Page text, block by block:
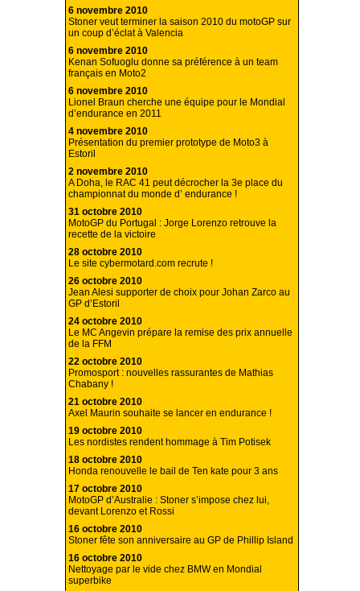
6 novembre 2010
Stoner veut terminer la saison 2010 du motoGP sur
un coup d’éclat à Valencia
6 novembre 2010
Kenan Sofuoglu donne sa préférence à un team
français en Moto2
6 novembre 2010
Lionel Braun cherche une équipe pour le Mondial
d’endurance en 2011
4 novembre 2010
Présentation du premier prototype de Moto3 à
Estoril
2 novembre 2010
A Doha, le RAC 41 peut décrocher la 3e place du
championnat du monde d’ endurance !
31 octobre 2010
MotoGP du Portugal : Jorge Lorenzo retrouve la
recette de la victoire
28 octobre 2010
Le site cybermotard.com recrute !
26 octobre 2010
Jean Alesi supporter de choix pour Johan Zarco au
GP d’Estoril
24 octobre 2010
Le MC Angevin prépare la remise des prix annuelle
de la FFM
22 octobre 2010
Promosport : nouvelles rassurantes de Mathias
Chabany !
21 octobre 2010
Axel Maurin souhaite se lancer en endurance !
19 octobre 2010
Les nordistes rendent hommage à Tim Potisek
18 octobre 2010
Honda renouvelle le bail de Ten kate pour 3 ans
17 octobre 2010
MotoGP d’Australie : Stoner s’impose chez lui,
devant Lorenzo et Rossi
16 octobre 2010
Stoner fête son anniversaire au GP de Phillip Island
16 octobre 2010
Nettoyage par le vide chez BMW en Mondial
superbike